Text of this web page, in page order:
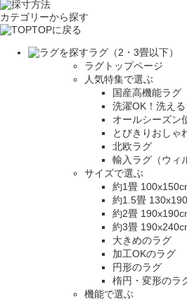
カテゴリーから探す
TOPに戻る
ラグ（2・3畳以下）
ラグトップページ
人気特集で選ぶ
国産高機能ラグ
洗濯OK！洗え
オールシーズン
とびきりおしゃ
北欧ラグ
輸入ラグ（ウィ
サイズで選ぶ
約1畳
約1.5畳
約2畳
約3畳
大きめのラグ
加工OKのラグ
円形のラグ
楕円・変形のラ
機能で選ぶ